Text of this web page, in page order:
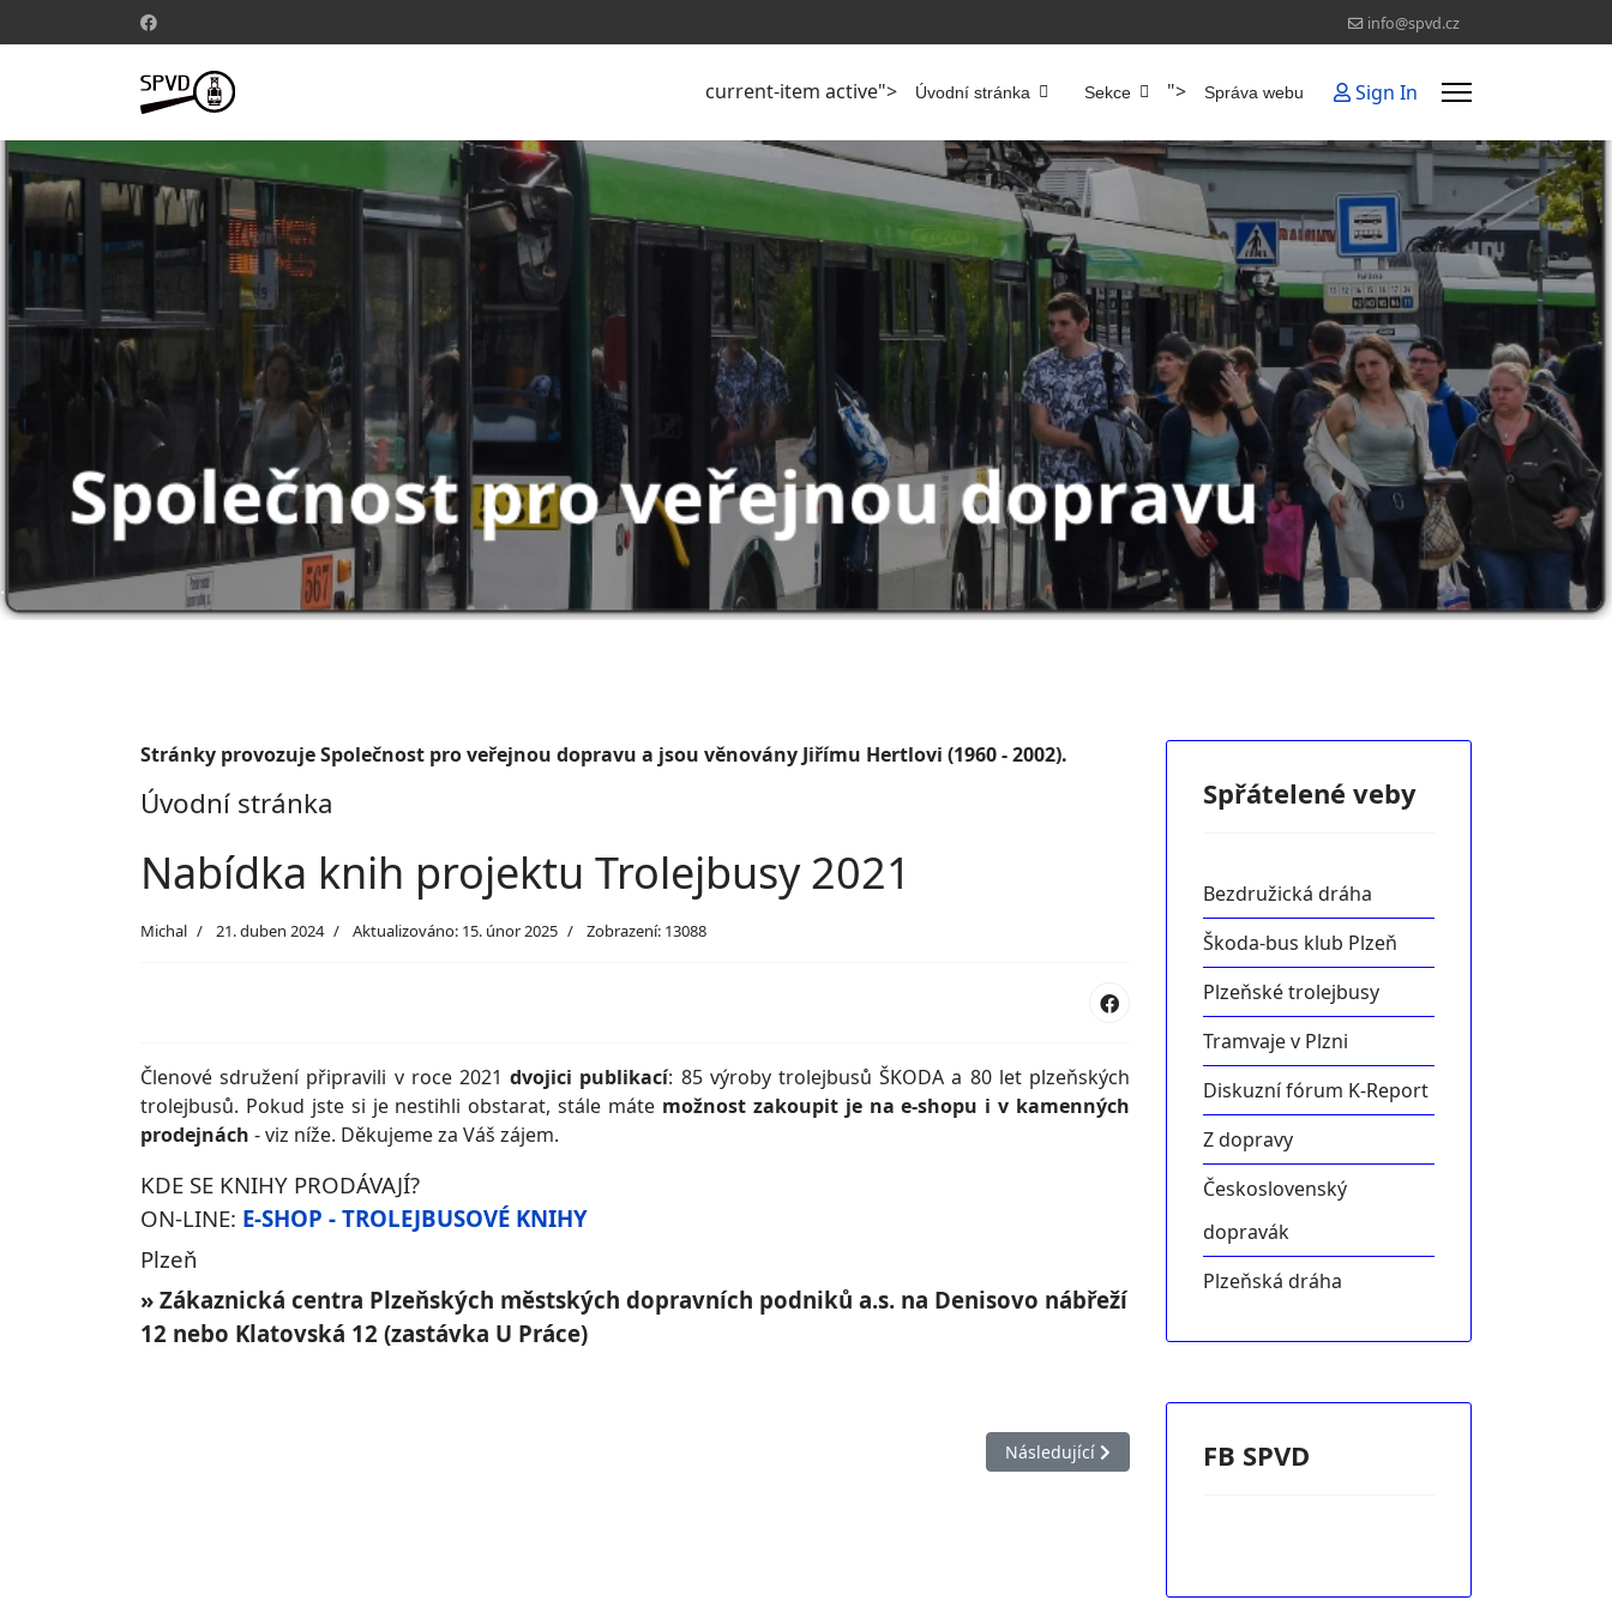
info@spvd.cz
current-item active"> Úvodní stránka Sekce "> Správa webu Sign In
.
Stránky provozuje Společnost pro veřejnou dopravu a jsou věnovány Jiřímu Hertlovi (1960 - 2002).
Úvodní stránka
Nabídka knih projektu Trolejbusy 2021
Michal 21. duben 2024 Aktualizováno: 15. únor 2025 Zobrazení: 13088
Členové sdružení připravili v roce 2021dvojici publikací: 85 výroby trolejbusů ŠKODA a 80 let plzeňských
trolejbusů. Pokud jste si je nestihli obstarat, stále máte možnost zakoupit je na e-shopu i v kamenných
prodejnách - viz níže. Děkujeme za Váš zájem.
KDE SE KNIHY PRODÁVAJÍ?
ON-LINE: E-SHOP - TROLEJBUSOVÉ KNIHY
Plzeň
» Zákaznická centra Plzeňských městských dopravních podniků a.s. na Denisovo nábřeží
12 nebo Klatovská 12 (zastávka U Práce)
Další článek: Kontaktní údaje
Následující
Spřátelené veby
Bezdružická dráha
Škoda-bus klub Plzeň
Plzeňské trolejbusy
Tramvaje v Plzni
Diskuzní fórum K-Report
Z dopravy
Československý
dopravák
Plzeňská dráha
FB SPVD